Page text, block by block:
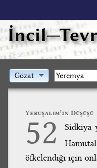
İncil
Gözat
Yeruşalim’in Düşüşü
52
Sidkiya
öfkelendiği için